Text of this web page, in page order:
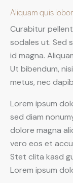
Aliquam quis
Curabitur
sodales ut. Sed
id magna.
Ut bibendum,
metus, nec
Lorem ipsum
sed diam
dolore magna
vero eos et
Stet clita kasd
Lorem ipsum